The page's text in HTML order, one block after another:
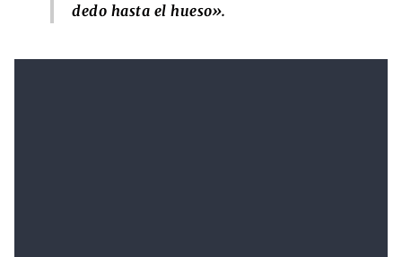
dedo hasta el hueso».